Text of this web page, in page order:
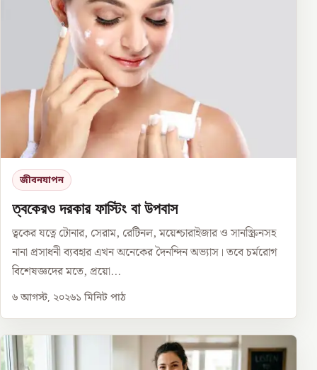
জীবনযাপন
ত্বকেরও দরকার ফাস্টিং বা উপবাস
ত্বকের যত্নে টোনার, সেরাম, রেটিনল, ময়েশ্চারাইজার ও সানস্ক্রিনসহ
নানা প্রসাধনী ব্যবহার এখন অনেকের দৈনন্দিন অভ্যাস। তবে চর্মরোগ
বিশেষজ্ঞদের মতে, প্রয়ো...
৬ আগস্ট, ২০২৬১ মিনিট পাঠ